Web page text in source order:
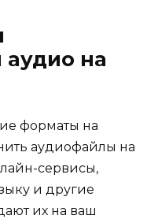
на
форматы на
аудиофайлы на
сервисы,
и другие
их на ваш